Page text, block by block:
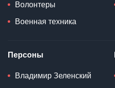
Волонтеры
Военная техника
Персоны
Владимир Зеленский